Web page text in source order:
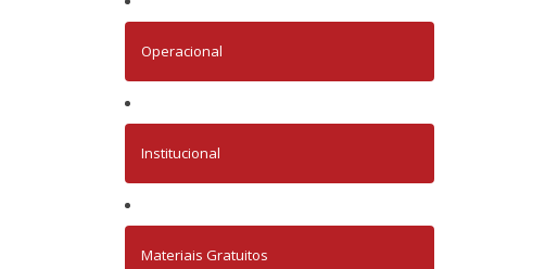
Operacional
Institucional
Materiais Gratuitos